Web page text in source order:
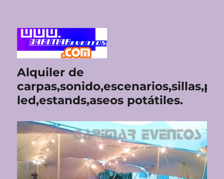
Alquiler de
led,estands,aseos potátiles.